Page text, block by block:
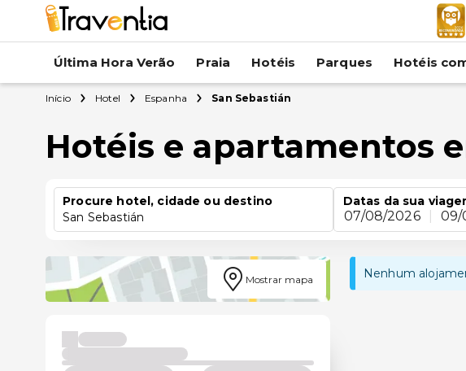
Última Hora Verão Praia Hotéis Parques Hotéis
Início Hotel Espanha San Sebastián
Hotéis e apartamentos
Procure hotel, cidade ou destino
San Sebastián
Datas da sua
07/08/2026 09/
Mostrar mapa Nenhum